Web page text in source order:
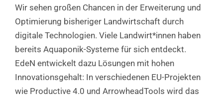
Wir sehen großen Chancen in der Erweiterung und
Optimierung bisheriger Landwirtschaft durch
digitale Technologien. Viele Landwirt*innen haben
bereits Aquaponik-Systeme für sich entdeckt.
EdeN entwickelt dazu Lösungen mit hohen
Innovationsgehalt: In verschiedenen EU-Projekten
wie Productive 4.0 und ArrowheadTools wird das